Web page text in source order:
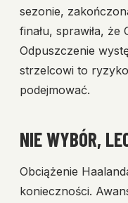
sezonie,
finału, sprawiła, że
Odpuszczenie
strzelcowi to
podejmować.
NIE WYBÓR,
Obciążenie
konieczności.